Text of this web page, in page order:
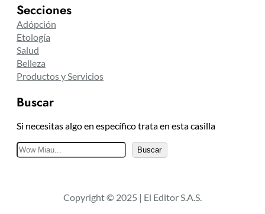
Secciones
Adópción
Etología
Salud
Belleza
Productos y Servicios
Buscar
Si necesitas algo en específico trata en esta casilla
B
u
a
Buscar
Copyright © 2025 | El Editor S.A.S.